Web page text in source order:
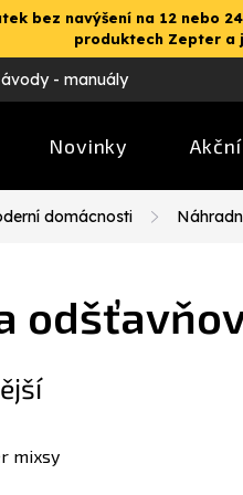
bez navýšení na 12 nebo
produktech Zepter a
- manuály
Novinky
domácnosti
mixsy